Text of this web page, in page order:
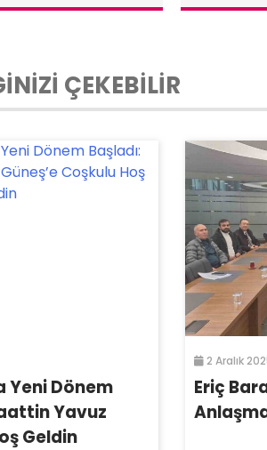
oluyor?”
ÇEKEBİLİR
Yeni Dönem
Yavuz
Geldin
2 Aralık
Eriç